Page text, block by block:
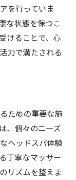
を行っていま
な状態を保つこ
けることで、心
力で満たされる
ための重要な施
、個々のニーズ
ヘッドスパ体験
丁寧なマッサー
リズムを整えま